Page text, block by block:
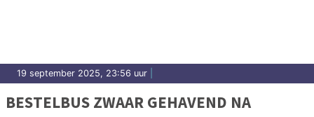
19 september 2025, 23:56 uur
BESTELBUS ZWAAR GEHAVEND NA